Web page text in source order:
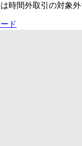
時間外取引の対象外
ド